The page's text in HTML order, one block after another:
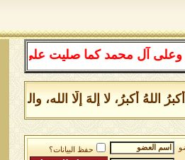
آل محمد كما صليت على إبراهيم
اللهُ أكبرُ، لا إلهَ إلَّا الله،
حفظ البيانات؟